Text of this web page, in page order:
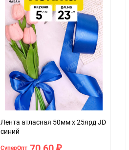
Лента атласная 50мм х 25ярд JD
синий
СуперОпт ₽